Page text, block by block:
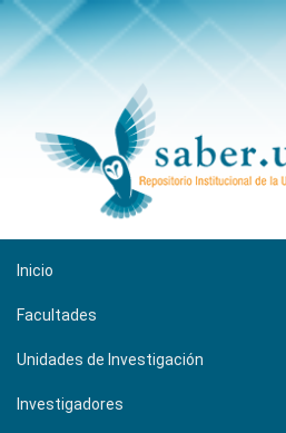
Inicio
Facultades
Unidades de Investigación
Investigadores